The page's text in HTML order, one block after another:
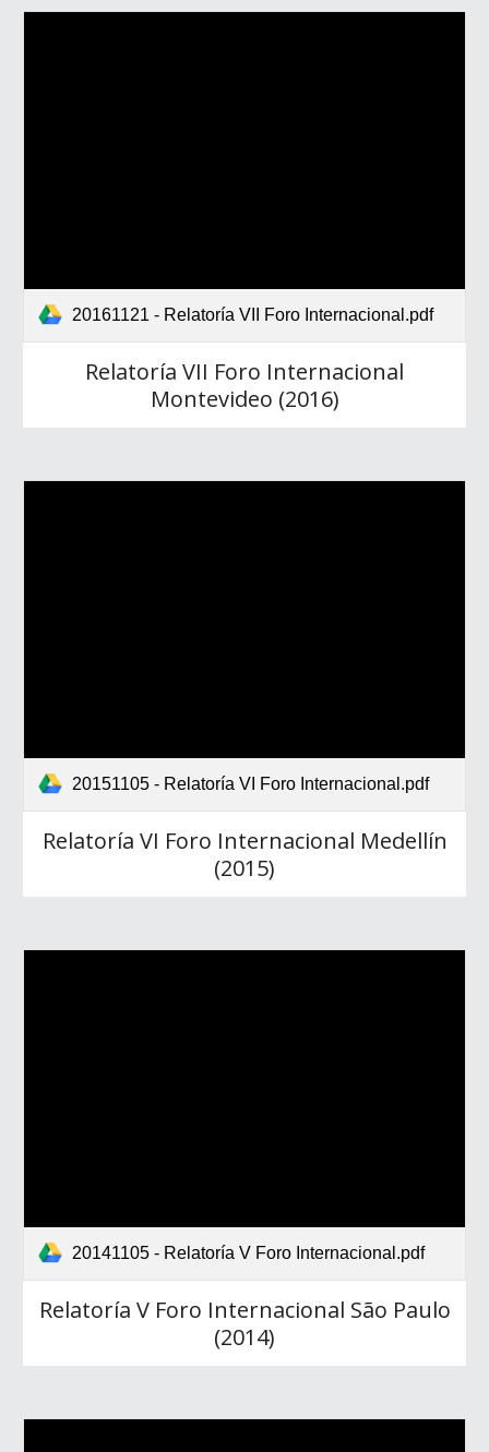
20161121 - Relatoría VII Foro Internacional.pdf
Relatoría VII Foro Internacional
Montevideo (2016)
20151105 - Relatoría VI Foro Internacional.pdf
Relatoría VI Foro Internacional Medellín
(2015)
20141105 - Relatoría V Foro Internacional.pdf
Relatoría V Foro Internacional São Paulo
(2014)